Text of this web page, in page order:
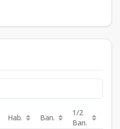
Hab. Ban.
1/2
Ban.